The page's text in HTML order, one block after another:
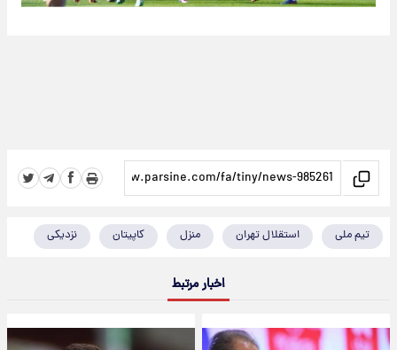
تیم ملی استقلال تهران منزل کاپیتان نزدیکی
اخبار مرتبط